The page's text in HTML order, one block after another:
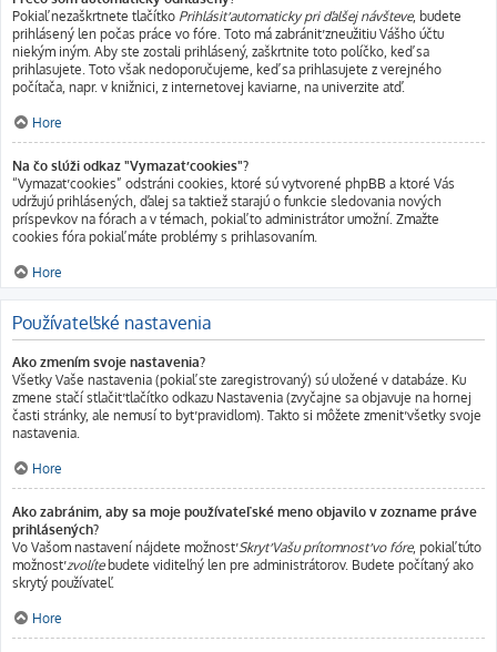
Pokiaľ nezaškrtnete tlačítko Prihlásiť automaticky pri ďalšej návšteve, budete
prihlásený len počas práce vo fóre. Toto má zabrániť zneužitiu Vášho účtu
niekým iným. Aby ste zostali prihlásený, zaškrtnite toto políčko, keď sa
prihlasujete. Toto však nedoporučujeme, keď sa prihlasujete z verejného
počítača, napr. v knižnici, z internetovej kaviarne, na univerzite atď.
Hore
Na čo slúži odkaz "Vymazať cookies"?
“Vymazať cookies” odstráni cookies, ktoré sú vytvorené phpBB a ktoré Vás
udržujú prihlásených, ďalej sa taktiež starajú o funkcie sledovania nových
príspevkov na fórach a v témach, pokiaľ to administrátor umožní. Zmažte
cookies fóra pokiaľ máte problémy s prihlasovaním.
Hore
Používateľské nastavenia
Ako zmením svoje nastavenia?
Všetky Vaše nastavenia (pokiaľ ste zaregistrovaný) sú uložené v databáze. Ku
zmene stačí stlačiť tlačítko odkazu Nastavenia (zvyčajne sa objavuje na hornej
časti stránky, ale nemusí to byť pravidlom). Takto si môžete zmeniť všetky svoje
nastavenia.
Hore
Ako zabránim, aby sa moje používateľské meno objavilo v zozname práve
prihlásených?
Vo Vašom nastavení nájdete možnosťSkryť Vašu prítomnosť vo fóre, pokiaľ túto
možnosťzvolítebudete viditeľný len pre administrátorov. Budete počítaný ako
skrytý používateľ.
Hore